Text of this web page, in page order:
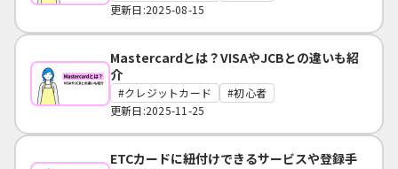
更新日:2025-08-15
Mastercardとは？VISAやJCBとの違いも紹
介
クレジットカード
初心者
更新日:2025-11-25
ETCカードに紐付けできるサービスや登録手